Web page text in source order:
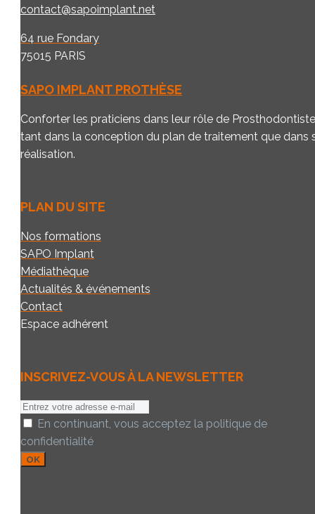
contact@sapoimplant.net
64 rue Fondary
75015 PARIS
SAPO IMPLANT PROTHÈSE
Conforter les praticiens dans leur rôle de Prosthodontiste
tant dans la conception du plan de traitement que dans
réalisation.
PLAN DU SITE
Nos formations
SAPO Implant
Médiathèque
Actualités & événements
Contact
Espace adhérent
INSCRIVEZ-VOUS À LA NEWSLETTER
E-
mail:En continuant, vous acceptez la politique de
confidentialité